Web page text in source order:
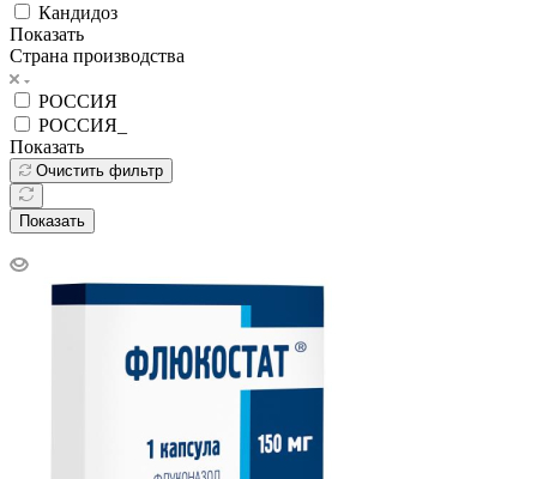
Кандидоз
Показать
Страна производства
РОССИЯ
РОССИЯ_
Показать
Очистить фильтр
Показать